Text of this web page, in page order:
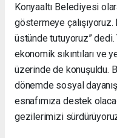
Konyaaltı Belediyesi
göstermeye çalışıyoruz.
üstünde tutuyoruz” dedi.
ekonomik sıkıntıları ve
üzerinde de konuşuldu.
dönemde sosyal
esnafımıza destek
gezilerimizi